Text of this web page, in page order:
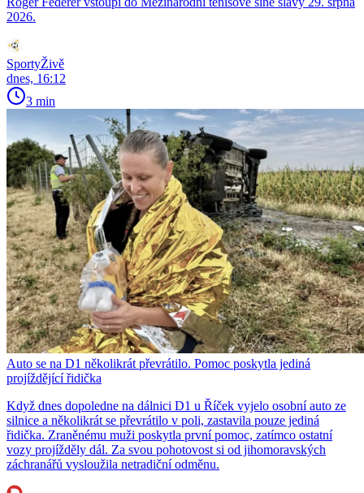
2026.
SportyŽivě
dnes, 16:12
3 min
Auto se na D1 několikrát převrátilo. Pomoc poskytla jediná
projíždějící řidička
Když dnes dopoledne na dálnici D1 u Říček vyjelo osobní auto ze
silnice a několikrát se převrátilo v poli, zastavila pouze jediná
řidička. Zraněnému muži poskytla první pomoc, zatímco ostatní
vozy projížděly dál. Za svou pohotovost si od jihomoravských
záchranářů vysloužila netradiční odměnu.